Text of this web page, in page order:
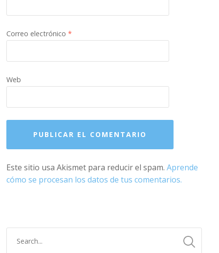
Correo electrónico*
Web
Este sitio usa Akismet para reducir el spam.Aprende
cómo se procesan los datos de tus comentarios.